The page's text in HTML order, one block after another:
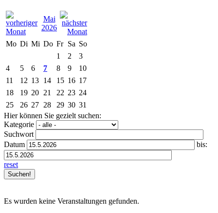
Mai
2026
Mo Di Mi Do Fr Sa So
1
2
3
4
5 6 7 8 9
10
11
12 13 14 15 16 17
18
19 20 21 22 23 24
25
26 27 28 29 30 31
Hier können Sie gezielt suchen:
Kategorie
Suchwort
Datum
bis:
reset
Es wurden keine Veranstaltungen gefunden.